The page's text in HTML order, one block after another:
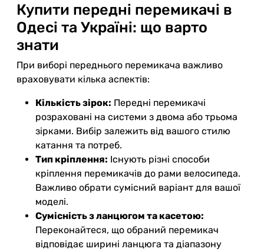
Купити передні перемикачі в
Одесі та Україні: що варто
знати
При виборі переднього перемикача важливо
враховувати кілька аспектів:
Кількість зірок: Передні перемикачі
розраховані на системи з двома або трьома
зірками. Вибір залежить від вашого стилю
катання та потреб.
Тип кріплення: Існують різні способи
кріплення перемикачів до рами велосипеда.
Важливо обрати сумісний варіант для вашої
моделі.
Сумісність з ланцюгом та касетою:
Переконайтеся, що обраний перемикач
відповідає ширині ланцюга та діапазону